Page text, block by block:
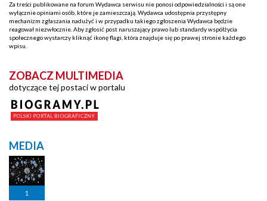
Za treści publikowane na forum Wydawca serwisu nie ponosi odpowiedzialności i są one
wyłącznie opiniami osób, które je zamieszczają. Wydawca udostępnia przystępny
mechanizm zgłaszania nadużyć i w przypadku takiego zgłoszenia Wydawca będzie
reagował niezwłocznie. Aby zgłosić post naruszający prawo lub standardy współżycia
społecznego wystarczy kliknąć ikonę flagi, która znajduje się po prawej stronie każdego
wpisu.
ZOBACZ MULTIMEDIA
dotyczące tej postaci w portalu
MEDIA
1